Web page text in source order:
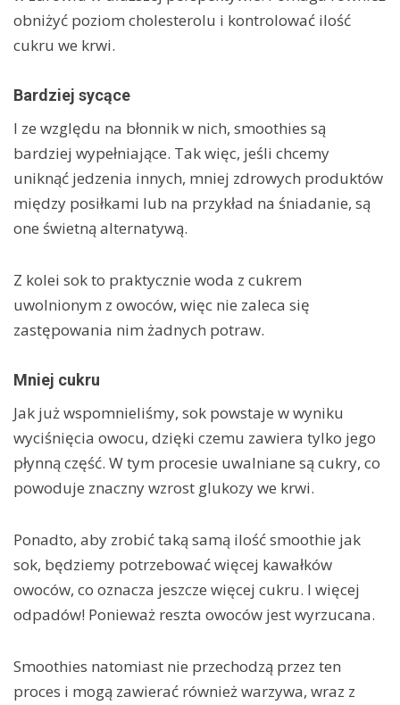
obniżyć poziom cholesterolu i kontrolować ilość
cukru we krwi.
Bardziej sycące
I ze względu na błonnik w nich, smoothies są
bardziej wypełniające. Tak więc, jeśli chcemy
uniknąć jedzenia innych, mniej zdrowych produktów
między posiłkami lub na przykład na śniadanie, są
one świetną alternatywą.
Z kolei sok to praktycznie woda z cukrem
uwolnionym z owoców, więc nie zaleca się
zastępowania nim żadnych potraw.
Mniej cukru
Jak już wspomnieliśmy, sok powstaje w wyniku
wyciśnięcia owocu, dzięki czemu zawiera tylko jego
płynną część. W tym procesie uwalniane są cukry, co
powoduje znaczny wzrost glukozy we krwi.
Ponadto, aby zrobić taką samą ilość smoothie jak
sok, będziemy potrzebować więcej kawałków
owoców, co oznacza jeszcze więcej cukru. I więcej
odpadów! Ponieważ reszta owoców jest wyrzucana.
Smoothies natomiast nie przechodzą przez ten
proces i mogą zawierać również warzywa, wraz z